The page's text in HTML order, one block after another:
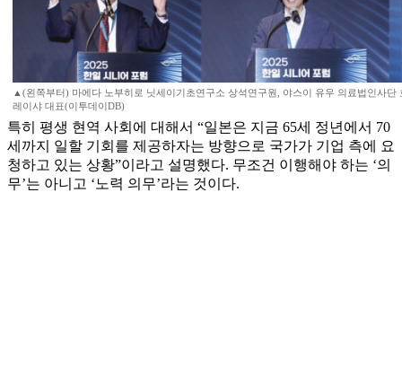
▲(왼쪽부터) 마에다 노부히로 닛세이기초연구소 상석연구원, 야스이 유우 의료법인사단
레이샤 대표(이투데이DB)
특히 평생 현역 사회에 대해서 “일본은 지금 65세 정년에서 70
세까지 일할 기회를 제공하자는 방향으로 국가가 기업 측에 요
청하고 있는 상황”이라고 설명했다. 무조건 이행해야 하는 ‘의
무’는 아니고 ‘노력 의무’라는 것이다.